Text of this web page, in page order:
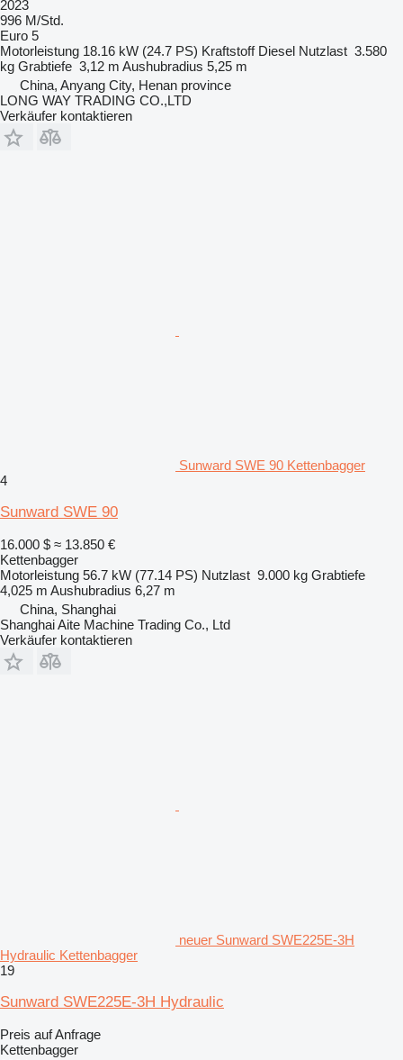
2023
996 M/Std.
Euro 5
Motorleistung 18.16 kW (24.7 PS) Kraftstoff Diesel Nutzlast 3.580
kg Grabtiefe 3,12 m Aushubradius 5,25 m
China, Anyang City, Henan province
LONG WAY TRADING CO.,LTD
Verkäufer kontaktieren
Sunward SWE 90 Kettenbagger
4
Sunward SWE 90
16.000 $ ≈ 13.850 €
Kettenbagger
Motorleistung 56.7 kW (77.14 PS) Nutzlast 9.000 kg Grabtiefe
4,025 m Aushubradius 6,27 m
China, Shanghai
Shanghai Aite Machine Trading Co., Ltd
Verkäufer kontaktieren
neuer Sunward SWE225E-3H
Hydraulic Kettenbagger
19
Sunward SWE225E-3H Hydraulic
Preis auf Anfrage
Kettenbagger